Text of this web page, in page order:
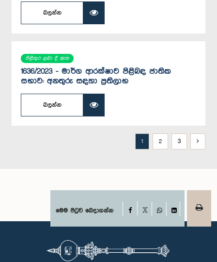
බලන්න
පිළිතුර ලබා දී ඇත
1636/2023 - මාර්ග ආරක්ෂාව පිළිබඳ ජාතික
සභාව: අනතුරු සඳහා‍ ප්‍රතිලාභ
බලන්න
1 2 3
මෙම පිටුව බෙදාගන්න Facebook
WhatsAppLinkedIn